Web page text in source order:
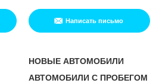
Написать письмо
НОВЫЕ АВТОМОБИЛИ
АВТОМОБИЛИ С ПРОБЕГОМ